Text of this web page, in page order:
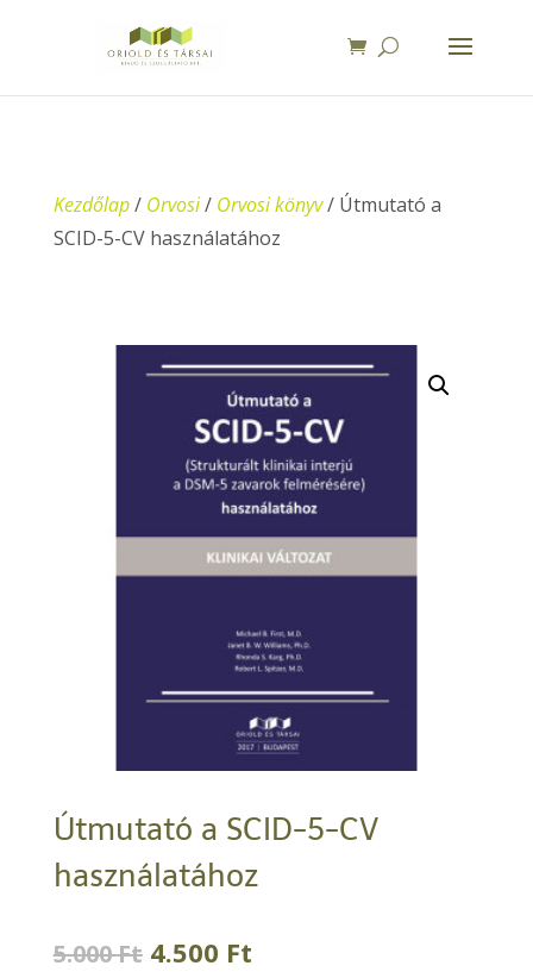
Kezdőlap/ Orvosi/ Orvosi könyv/ Útmutató a
SCID-5-CV használatához
Útmutató a SCID-5-CV
használatához
5.000Ft Original
4.500 FtCurrent